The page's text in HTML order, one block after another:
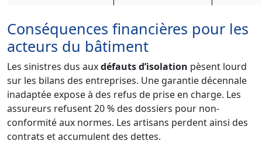
Conséquences financières pour les
acteurs du bâtiment
Les sinistres dus auxdéfauts d’isolation pèsent lourd
sur les bilans des entreprises. Une garantie décennale
inadaptée expose à des refus de prise en charge. Les
assureurs refusent 20 % des dossiers pour non-
conformité aux normes. Les artisans perdent ainsi des
contrats et accumulent des dettes.